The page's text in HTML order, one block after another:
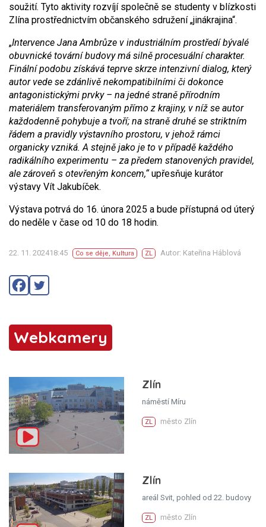
soužití. Tyto aktivity rozvíjí společně se studenty v blízkosti
Zlína prostřednictvím občanského sdružení „jinákrajina“.
„Intervence Jana Ambrůze v industriálním prostředí bývalé
obuvnické tovární budovy má silně procesuální charakter.
Finální podobu získává teprve skrze intenzivní dialog, který
autor vede se zdánlivě nekompatibilními či dokonce
antagonistickými prvky – na jedné straně přírodním
materiálem transferovaným přímo z krajiny, v níž se autor
každodenně pohybuje a tvoří; na straně druhé se striktním
řádem a pravidly výstavního prostoru, v jehož rámci
organicky vzniká. A stejně jako je to v případě každého
radikálního experimentu – za předem stanovených pravidel,
ale zároveň s otevřeným koncem,“upřesňuje kurátor
výstavy Vít Jakubíček.
Výstava potrvá do 16. února 2025 a bude přístupná od úterý
do neděle v čase od 10 do 18 hodin.
22. 11. 202418:45 Co se děje, Kultura ZL Autor: Kateřina Háblová
Webkamery
Zlín
náměstí Míru
ZL město Zlín
Zlín
areál Svit, pohled od 22. budovy
ZL město Zlín